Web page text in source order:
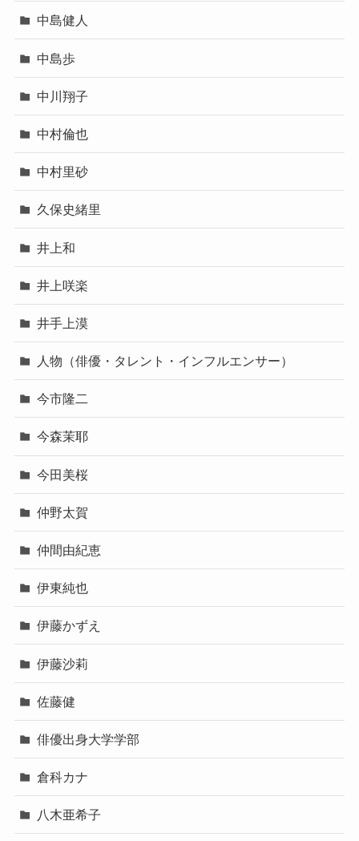
中島健人
中島歩
中川翔子
中村倫也
中村里砂
久保史緒里
井上和
井上咲楽
井手上漠
人物（俳優・タレント・インフルエンサー）
今市隆二
今森茉耶
今田美桜
仲野太賀
仲間由紀恵
伊東純也
伊藤かずえ
伊藤沙莉
佐藤健
俳優出身大学学部
倉科カナ
八木亜希子